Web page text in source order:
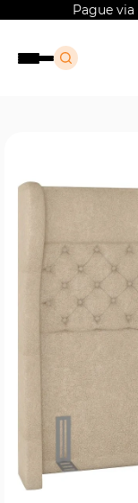
Pague via